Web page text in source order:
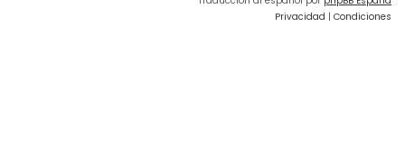
Privacidad | Condiciones